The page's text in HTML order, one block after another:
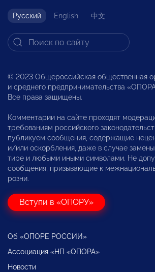
Русский English 中文
© 2023 Общероссийская общественная
и среднего предпринимательства
Все права защищены.
Комментарии на сайте проходят
требованиям российского
публикуем сообщения, содержащие
и/или оскорбления, даже в случае замены
тире и любыми иными символами. Не
сообщения, призывающие к
розни.
Вступи в «ОПОРУ»
Об «ОПОРЕ РОССИИ»
Ассоциация «НП «ОПОРА»
Новости